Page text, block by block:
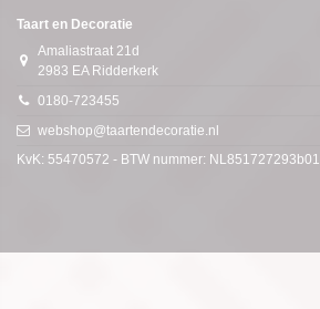
Taart en Decoratie
Amaliastraat 21d
2983 EA Ridderkerk
0180-723455
webshop@taartendecoratie.nl
KvK: 55470572 - BTW nummer: NL851727293b01